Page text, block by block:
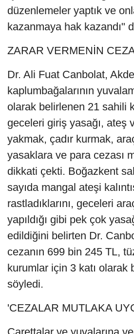
düzenlemeler yaptık ve
kazanmaya hak kazandı"
ZARAR VERMENİN
Dr. Ali Fuat Canbolat,
kaplumbağalarının
olarak belirlenen 21 sahili
geceleri giriş yasağı, ateş
yakmak, çadır kurmak,
yasaklara ve para cezası
dikkati çekti. Boğazkent
sayıda mangal ateşi
rastladıklarını, geceleri
yapıldığı gibi pek çok
edildiğini belirten Dr.
cezanın 699 bin 245 TL,
kurumlar için 3 katı olarak
söyledi.
'CEZALAR MUTLAKA